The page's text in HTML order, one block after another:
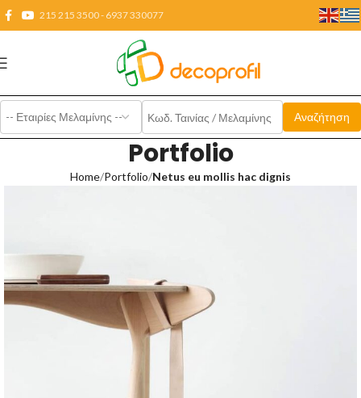
215 215 3500 - 6937 330077
Portfolio
Home Portfolio Netus eu mollis hac dignis